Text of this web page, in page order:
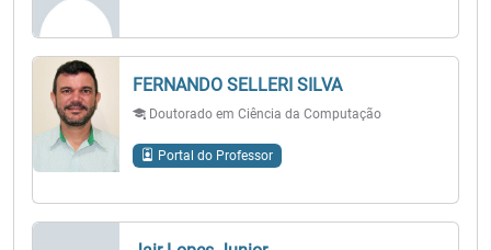
FERNANDO SELLERI SILVA
Doutorado em Ciência da Computação
Portal do Professor